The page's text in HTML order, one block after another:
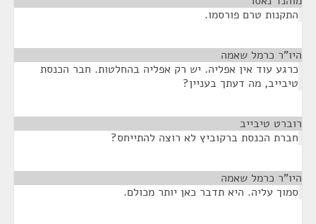
התקנות טרם פורסמו.
היו"ר כרמל שאמה
כרגע עוד אין אפליה. יש רק אפליה בהחלטות. חבר הכנסת
טיבייב, מה דעתך בעניין?
רוברט טיבייב
חברת הכנסת ברקוביץ לא רוצה להתייחס?
היו"ר כרמל שאמה
סמוך עליה. היא תדבר כאן יותר מכולם.